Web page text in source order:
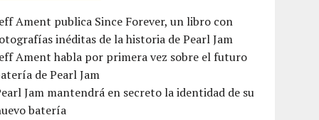
Ament publica Since Forever, un libro con
inéditas de la historia de Pearl Jam
Ament habla por primera vez sobre el futuro
de Pearl Jam
Jam mantendrá en secreto la identidad de su
batería